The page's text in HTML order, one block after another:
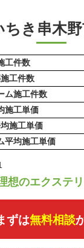
ちき串木
工件数
工件数
ム施工件数
施工単価
施工単価
平均施工単価
想のエクステ
ずは無料相談